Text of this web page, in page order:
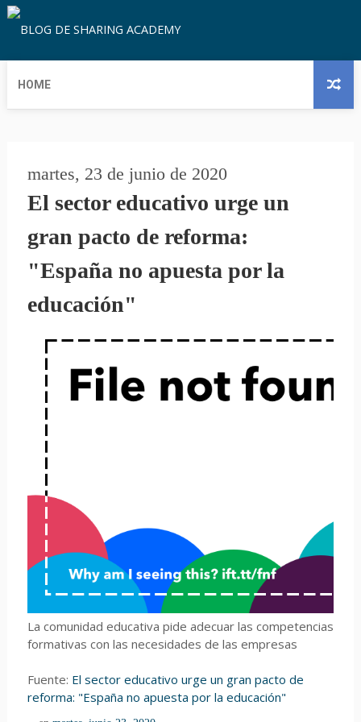
HOME
martes, 23 de junio de 2020
El sector educativo urge un
gran pacto de reforma:
"España no apuesta por la
educación"
La comunidad educativa pide adecuar las competencias
formativas con las necesidades de las empresas
Fuente: El sector educativo urge un gran pacto de
reforma: "España no apuesta por la educación"